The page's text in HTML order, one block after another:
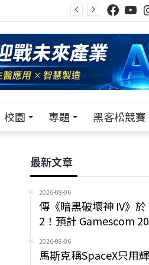
校園 專題 黑客松競賽
最新文章
2026-08-06
傳《暗黑破壞神 IV》
2！預計 Gamescom
2026-08-06
馬斯克稱SpaceX只用